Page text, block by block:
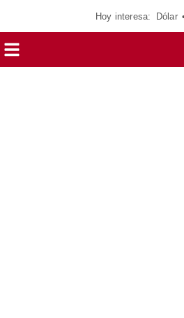
Hoy interesa: Dólar